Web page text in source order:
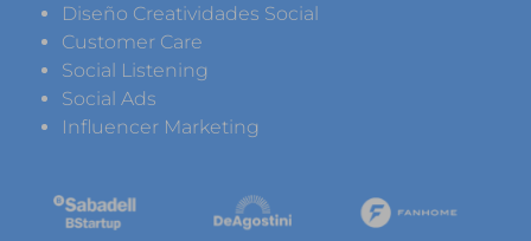
Diseño Creatividades Social
Customer Care
Social Listening
Social Ads
Influencer Marketing